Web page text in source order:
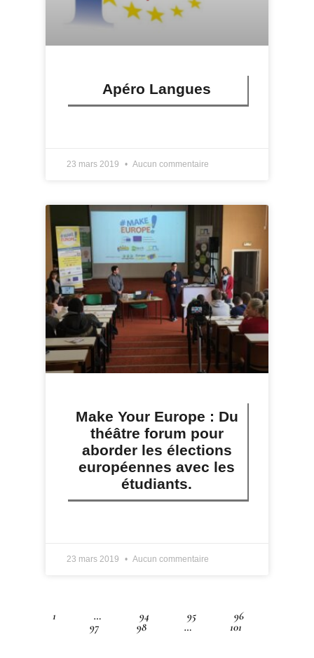
Apéro Langues
23 mars 2019 Aucun commentaire
Make Your Europe : Du
théâtre forum pour
aborder les élections
européennes avec les
étudiants.
23 mars 2019 Aucun commentaire
1 … 94 95
96
97
98 … 101